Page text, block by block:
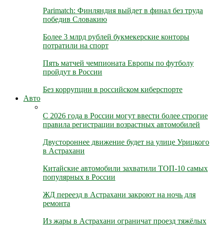
Parimatch: Финляндия выйдет в финал без труда
победив Словакию
Более 3 млрд рублей букмекерские конторы
потратили на спорт
Пять матчей чемпионата Европы по футболу
пройдут в России
Без коррупции в российском киберспорте
Авто
С 2026 года в России могут ввести более строгие
правила регистрации возрастных автомобилей
Двустороннее движение будет на улице Урицкого
в Астрахани
Китайские автомобили захватили ТОП-10 самых
популярных в России
ЖД переезд в Астрахани закроют на ночь для
ремонта
Из жары в Астрахани ограничат проезд тяжёлых